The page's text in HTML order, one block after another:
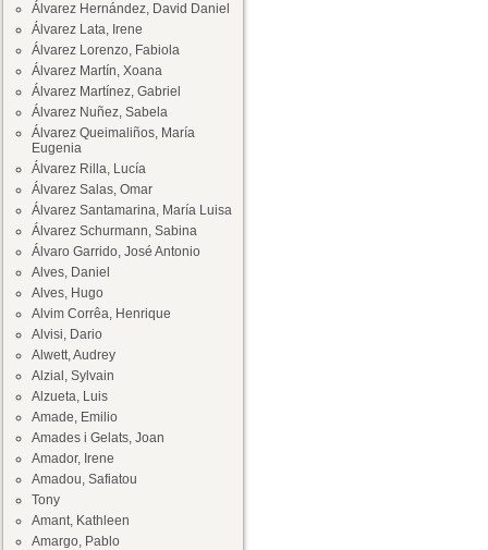
Álvarez Hernández, David Daniel
Álvarez Lata, Irene
Álvarez Lorenzo, Fabiola
Álvarez Martín, Xoana
Álvarez Martínez, Gabriel
Álvarez Nuñez, Sabela
Álvarez Queimaliños, María
Eugenia
Álvarez Rilla, Lucía
Álvarez Salas, Omar
Álvarez Santamarina, María Luisa
Álvarez Schurmann, Sabina
Álvaro Garrido, José Antonio
Alves, Daniel
Alves, Hugo
Alvim Corrêa, Henrique
Alvisi, Dario
Alwett, Audrey
Alzial, Sylvain
Alzueta, Luis
Amade, Emilio
Amades i Gelats, Joan
Amador, Irene
Amadou, Safiatou
Tony
Amant, Kathleen
Amargo, Pablo